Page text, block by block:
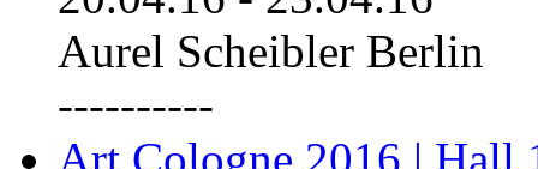
Aurel Scheibler Berlin
----------
Art Cologne 2016 | Hall